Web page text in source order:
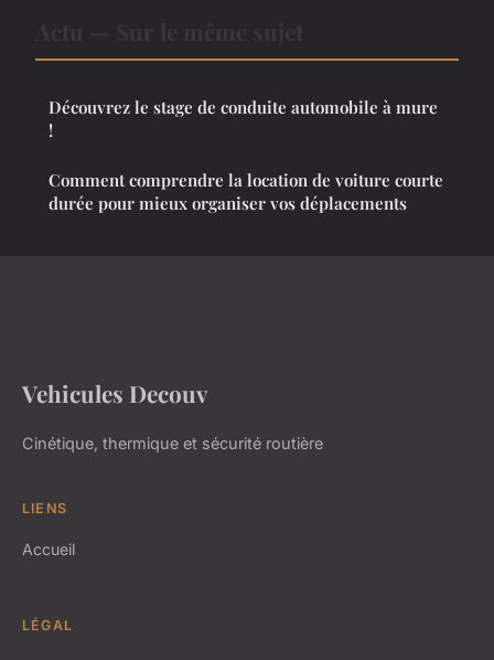
Découvrez le stage de conduite automobile à mure
!
Comment comprendre la location de voiture courte
durée pour mieux organiser vos déplacements
Vehicules Decouv
Cinétique, thermique et sécurité routière
LIENS
Accueil
LÉGAL